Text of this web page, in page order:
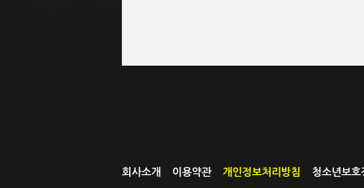
회사소개 이용약관 개인정보처리방침 청소년보호